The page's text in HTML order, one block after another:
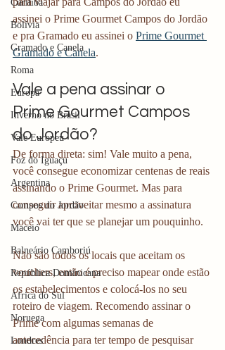
Curitiba
Bolívia
Gramado e Canela
Roma
Europa
Inverno no Brasil
Vale Europeu
Foz do Iguaçu
Argentina
Campos do Jordão
Maceió
Balneário Camboriú
República Dominicana
África do Sul
Noruega
Londres
assinei o Prime Gourmet Campos do Jordão
e pra Gramado eu assinei o Prime Gourmet
Gramado e Canela.
Vale a pena assinar o
Prime Gourmet Campos
do Jordão?
De forma direta: sim! Vale muito a pena,
você consegue economizar centenas de reais
assinando o Prime Gourmet. Mas para
conseguir aproveitar mesmo a assinatura
você vai ter que se planejar um pouquinho.
Não são todos os locais que aceitam os
vouchers, então é preciso mapear onde estão
os estabelecimentos e colocá-los no seu
roteiro de viagem. Recomendo assinar o
Prime com algumas semanas de
antecedência para ter tempo de pesquisar